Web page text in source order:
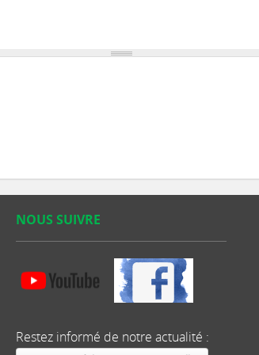
NOUS SUIVRE
Restez informé de notre actualité :